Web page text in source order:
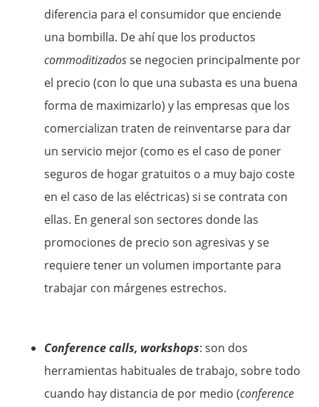
diferencia para el consumidor que enciende
una bombilla. De ahí que los productos
commoditizadosse negocien principalmente por
el precio (con lo que una subasta es una buena
forma de maximizarlo) y las empresas que los
comercializan traten de reinventarse para dar
un servicio mejor (como es el caso de poner
seguros de hogar gratuitos o a muy bajo coste
en el caso de las eléctricas) si se contrata con
ellas. En general son sectores donde las
promociones de precio son agresivas y se
requiere tener un volumen importante para
trabajar con márgenes estrechos.
Conference calls, workshops: son dos
herramientas habituales de trabajo, sobre todo
cuando hay distancia de por medio (conference